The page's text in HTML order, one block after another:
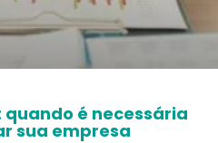
é necessária
sua empresa